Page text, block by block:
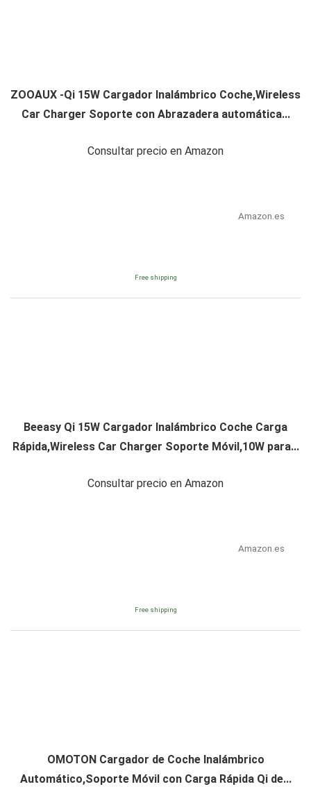
ZOOAUX -Qi 15W Cargador Inalámbrico Coche,Wireless
Car Charger Soporte con Abrazadera automática...
Consultar precio en Amazon
Amazon.es
Free shipping
Beeasy Qi 15W Cargador Inalámbrico Coche Carga
Rápida,Wireless Car Charger Soporte Móvil,10W para...
Consultar precio en Amazon
Amazon.es
Free shipping
OMOTON Cargador de Coche Inalámbrico
Automático,Soporte Móvil con Carga Rápida Qi de...